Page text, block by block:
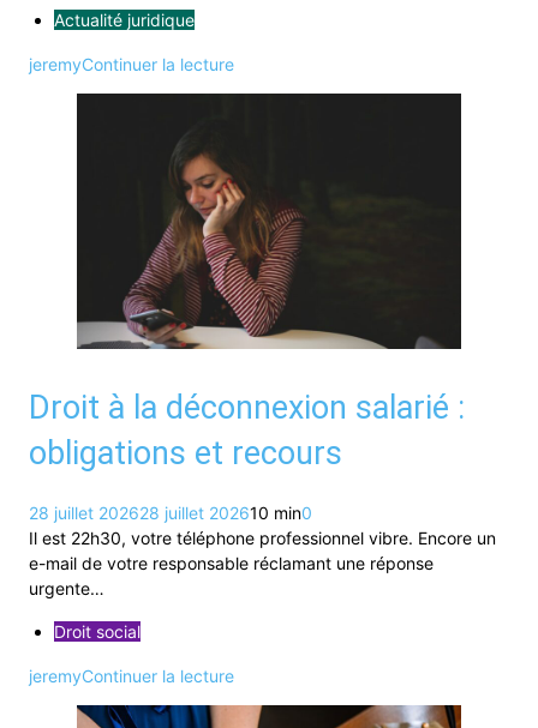
Actualité juridique
jeremyContinuer la lecture
Droit à la déconnexion salarié :
obligations et recours
28 juillet 202628 juillet 202610 min0
Il est 22h30, votre téléphone professionnel vibre. Encore un
e-mail de votre responsable réclamant une réponse
urgente…
Droit social
jeremyContinuer la lecture